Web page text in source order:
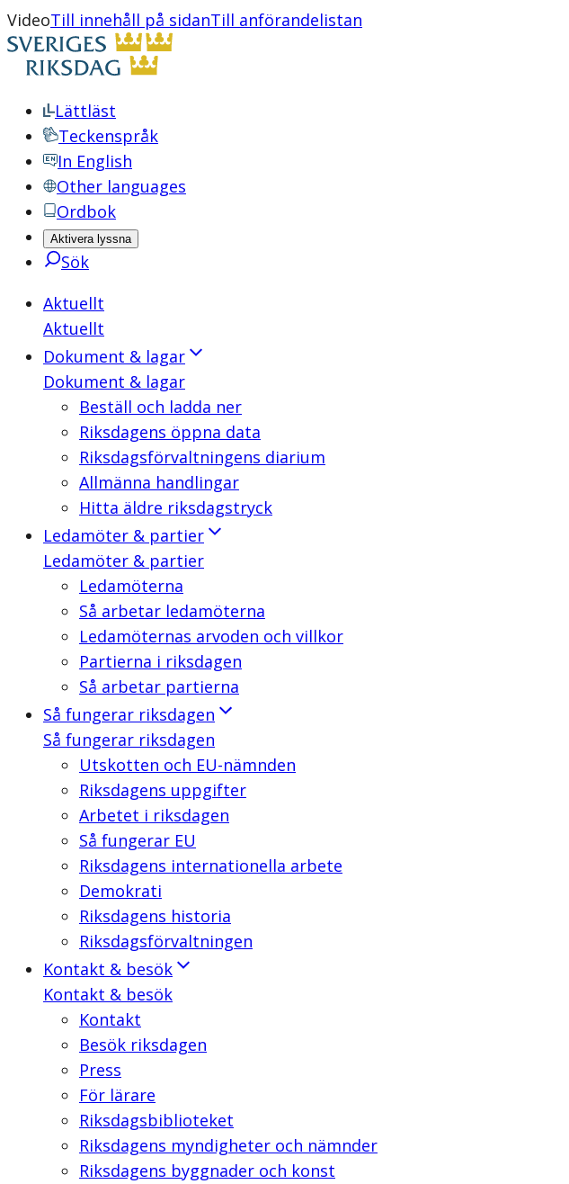
VideoTill innehåll på sidanTill anförandelistan
Lättläst
Teckenspråk
In English
Other languages
Ordbok
Aktivera lyssna
Sök
Aktuellt
Aktuellt
Dokument & lagar
Dokument & lagar
Beställ och ladda ner
Riksdagens öppna data
Riksdagsförvaltningens diarium
Allmänna handlingar
Hitta äldre riksdagstryck
Ledamöter & partier
Ledamöter & partier
Ledamöterna
Så arbetar ledamöterna
Ledamöternas arvoden och villkor
Partierna i riksdagen
Så arbetar partierna
Så fungerar riksdagen
Så fungerar riksdagen
Utskotten och EU-nämnden
Riksdagens uppgifter
Arbetet i riksdagen
Så fungerar EU
Riksdagens internationella arbete
Demokrati
Riksdagens historia
Riksdagsförvaltningen
Kontakt & besök
Kontakt & besök
Kontakt
Besök riksdagen
Press
För lärare
Riksdagsbiblioteket
Riksdagens myndigheter och nämnder
Riksdagens byggnader och konst